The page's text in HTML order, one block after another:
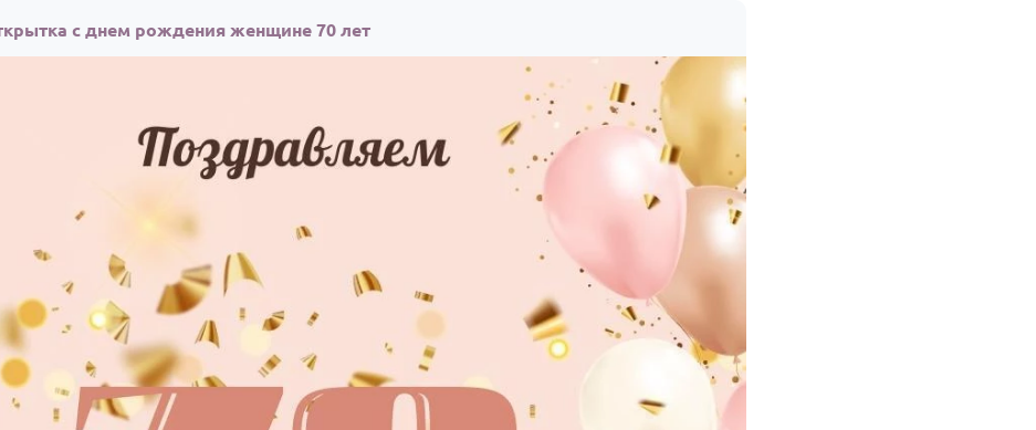
с днем рождения женщине 70 лет